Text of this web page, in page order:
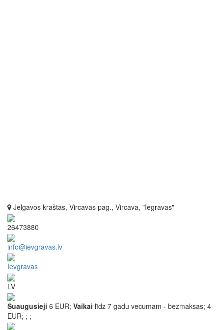
Jelgavos kraštas, Vircavas pag., Vircava, "Iegravas"
26473880
info@ievgravas.lv
Ievgravas
LV
Suaugusieji 6 EUR; Vaikai līdz 7 gadu vecumam - bezmaksas; 4
EUR; ; ;